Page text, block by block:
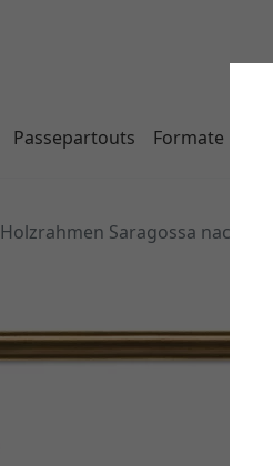
Passepartouts Formate
Holzrahmen Saragossa nach Maß